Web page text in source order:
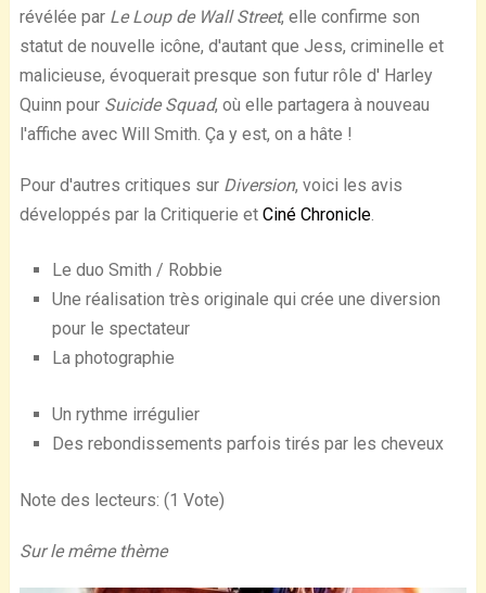
révélée par Le Loup de Wall Street, elle confirme son
statut de nouvelle icône, d'autant que Jess, criminelle et
malicieuse, évoquerait presque son futur rôle d' Harley
Quinn pour Suicide Squad, où elle partagera à nouveau
l'affiche avec Will Smith. Ça y est, on a hâte !
Pour d'autres critiques sur Diversion, voici les avis
développés par la Critiquerie et Ciné Chronicle.
Le duo Smith / Robbie
Une réalisation très originale qui crée une diversion
pour le spectateur
La photographie
Un rythme irrégulier
Des rebondissements parfois tirés par les cheveux
Note des lecteurs: (1 Vote)
Sur le même thème